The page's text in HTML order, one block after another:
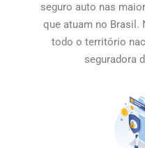
seguro auto nas
que atuam no Brasil.
todo o território
seguradora